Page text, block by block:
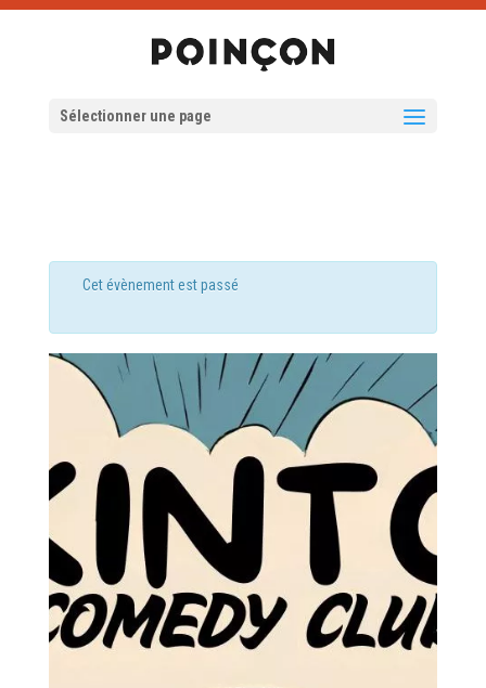
Sélectionner une page
Cet évènement est passé